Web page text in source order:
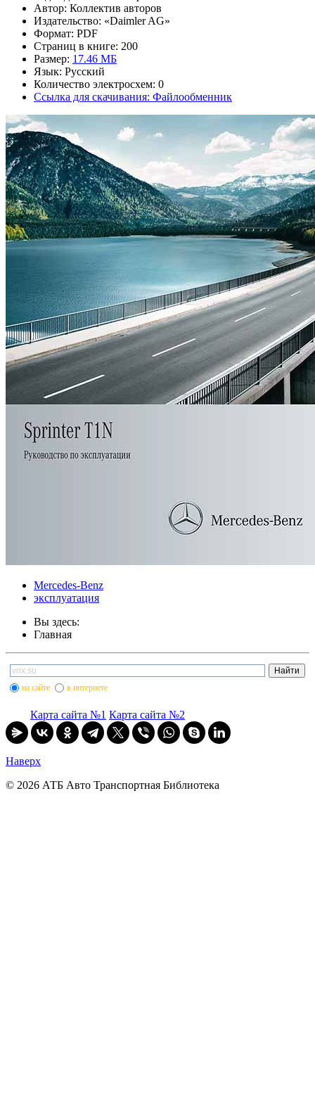
Автор: Коллектив авторов
Издательство: «Daimler AG»
Формат: PDF
Страниц в книге: 200
Размер: 17.46 МБ
Язык: Русский
Количество электросхем: 0
Ссылка для скачивания: Файлообменник
Mercedes-Benz
эксплуатация
Вы здесь:
Главная
на сайте в интернете
Карта сайта №1 Карта сайта №2
Наверх
© 2026 АТБ Авто Транспортная Библиотека